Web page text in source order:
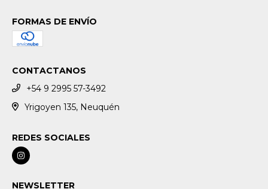
FORMAS DE ENVÍO
CONTACTANOS
+54 9 2995 57-3492
Yrigoyen 135, Neuquén
REDES SOCIALES
NEWSLETTER